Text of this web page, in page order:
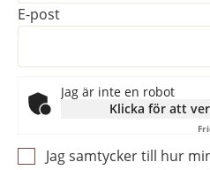
E-post
Jag är inte en robot
Klicka för att
Jag samtycker till hur